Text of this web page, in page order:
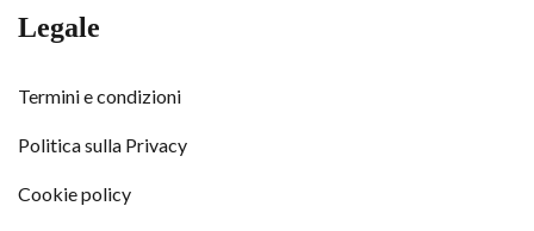
Legale
Termini e condizioni
Politica sulla Privacy
Cookie policy